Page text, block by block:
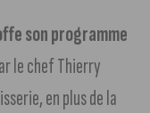
son programme
le chef Thierry
en plus de la